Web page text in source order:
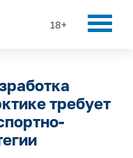
18+
требует